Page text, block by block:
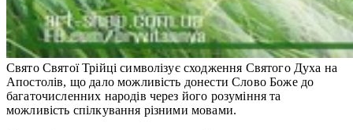
Свято Святої Трійці символізує сходження Святого Духа на
Апостолів, що дало можливість донести Слово Боже до
багаточисленних народів через його розуміння та
можливість спілкування різними мовами.